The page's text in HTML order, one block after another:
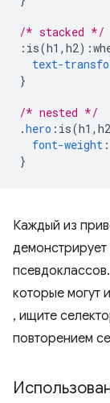
/* stacked */
: is(h1 , h2):
text-
}
/* nested */
.hero : is(h1 , h2
font-weight :
}
Каждый из
демонстрирует
которые могут
, ищите
повторением